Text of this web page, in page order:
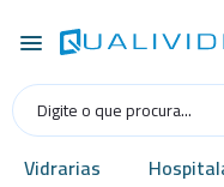
Vidrarias